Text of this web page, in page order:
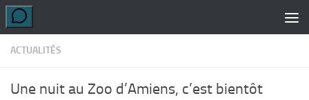
Skip to content
ACTUALITÉS
Une nuit au Zoo d’Amiens, c’est bientôt